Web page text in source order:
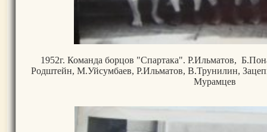
1952г. Команда борцов "Спартака". Р.Ильматов,
Родштейн, М.Уйсумбаев, Р.Ильматов, В.Трунилин,
Мурамцев